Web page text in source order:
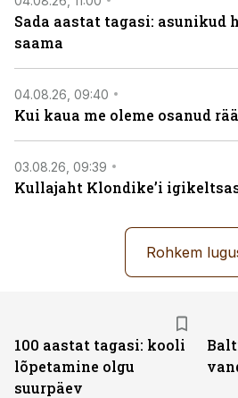
Sada aastat tagasi: asunikud
saama
04.08.26, 09:40
Kui kaua me oleme osanud
03.08.26, 09:39
Kullajaht Klondike’i
Rohkem
100 aastat tagasi: kooli
lõpetamine olgu
suurpäev